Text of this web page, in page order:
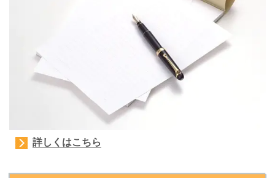
詳しくはこちら